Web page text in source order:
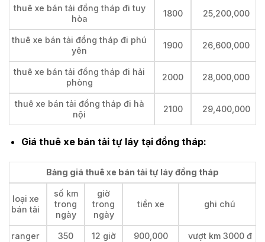
thuê xe bán tải đồng tháp đi tuy
hòa
1800 25,200,000
thuê xe bán tải đồng tháp đi phú
yên
1900 26,600,000
thuê xe bán tải đồng tháp đi hải
phòng
2000 28,000,000
thuê xe bán tải đồng tháp đi hà
nội
2100 29,400,000
Giá thuê xe bán tải tự láy tại đồng tháp:
Bảng giá thuê xe bán tải tự láy đồng tháp
loại xe
bán tải
số km
trong
ngày
giờ
trong
ngày
tiền xe ghi chú
ranger 350 12 giờ 900,000 vượt km 3000 đ